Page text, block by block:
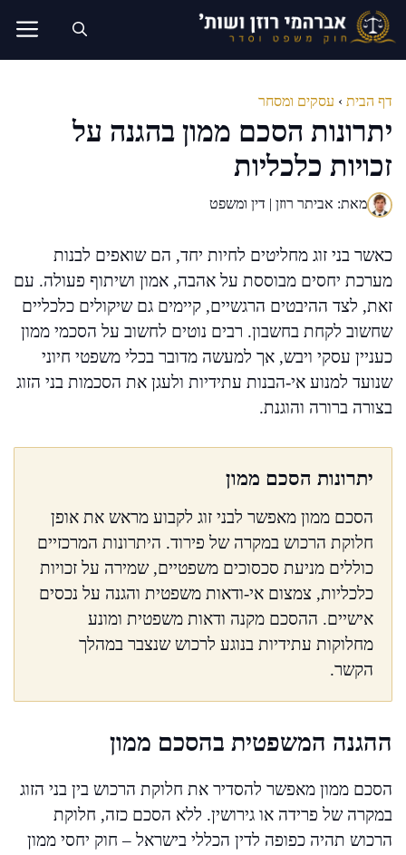
לדלג
לתוכן
דף הבית › עסקים ומסחר
יתרונות הסכם ממון בהגנה על
זכויות כלכליות
מאת: אביתר רוזן | דין ומשפט
כאשר בני זוג מחליטים לחיות יחד, הם שואפים לבנות
מערכת יחסים מבוססת על אהבה, אמון ושיתוף פעולה. עם
זאת, לצד ההיבטים הרגשיים, קיימים גם שיקולים כלכליים
שחשוב לקחת בחשבון. רבים נוטים לחשוב על הסכמי ממון
כעניין עסקי ויבש, אך למעשה מדובר בכלי משפטי חיוני
שנועד למנוע אי-הבנות עתידיות ולעגן את הסכמות בני הזוג
בצורה ברורה והוגנת.
יתרונות הסכם ממון
הסכם ממון מאפשר לבני זוג לקבוע מראש את אופן
חלוקת הרכוש במקרה של פירוד. היתרונות המרכזיים
כוללים מניעת סכסוכים משפטיים, שמירה על זכויות
כלכליות, צמצום אי-ודאות משפטית והגנה על נכסים
אישיים. ההסכם מקנה ודאות משפטית ומונע
מחלוקות עתידיות בנוגע לרכוש שנצבר במהלך
הקשר.
ההגנה המשפטית בהסכם ממון
הסכם ממון מאפשר להסדיר את חלוקת הרכוש בין בני הזוג
במקרה של פרידה או גירושין. ללא הסכם כזה, חלוקת
הרכוש תהיה כפופה לדין הכללי בישראל – חוק יחסי ממון